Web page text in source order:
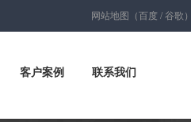
网站地图 （百度 / 谷歌 ）
客户案例 联系我们